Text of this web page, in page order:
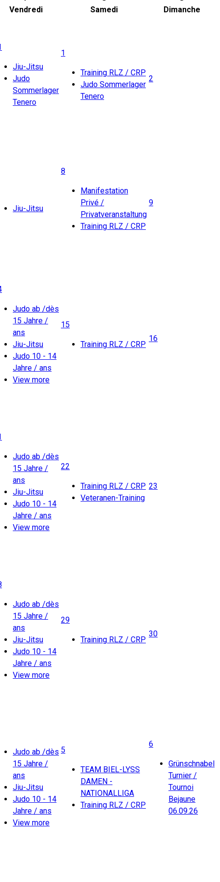
Vendredi
Samedi
Dimanche
Jiu-Jitsu
Judo
Sommerlager
Tenero
1
Training RLZ / CRP
Judo Sommerlager
Tenero
2
Jiu-Jitsu
8
Manifestation
Privé /
Privatveranstaltung
Training RLZ / CRP
9
Judo ab /dès
15 Jahre /
ans
Jiu-Jitsu
Judo 10 - 14
Jahre / ans
View more
15
Training RLZ / CRP
16
Judo ab /dès
15 Jahre /
ans
Jiu-Jitsu
Judo 10 - 14
Jahre / ans
View more
22
Training RLZ / CRP
Veteranen-Training
23
Judo ab /dès
15 Jahre /
ans
Jiu-Jitsu
Judo 10 - 14
Jahre / ans
View more
29
Training RLZ / CRP
30
Judo ab /dès
15 Jahre /
ans
Jiu-Jitsu
Judo 10 - 14
Jahre / ans
View more
5
TEAM BIEL-LYSS
DAMEN -
NATIONALLIGA
Training RLZ / CRP
6
Grünschnabel
Turnier /
Tournoi
Bejaune
06.09.26